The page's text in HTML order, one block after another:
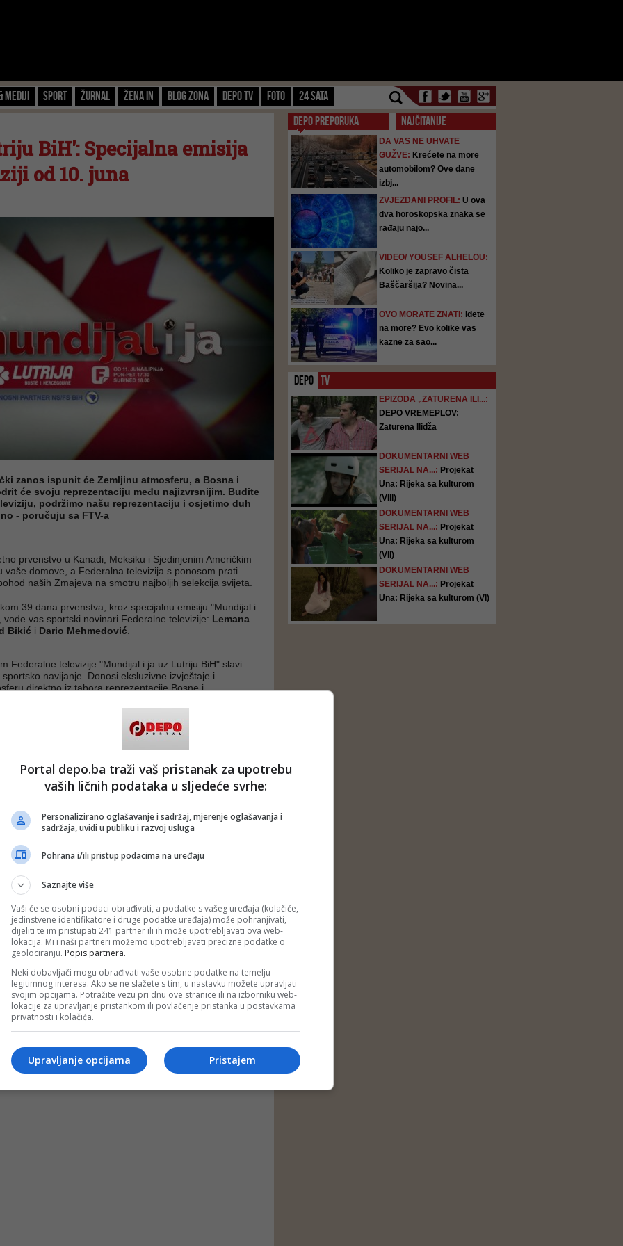
Mediji Sport Žurnal Žena IN Blog zona Depo TV FOTO 24 SATA
BiH': Specijalna emisija
od 10. juna
zanos ispunit će Zemljinu atmosferu, a Bosna i
će svoju reprezentaciju među najizvrsnijim. Budite
podržimo našu reprezentaciju i osjetimo duh
- poručuju sa FTV-a
prvenstvo u Kanadi, Meksiku i Sjedinjenim Američkim
vaše domove, a Federalna televizija s ponosom prati
naših Zmajeva na smotru najboljih selekcija svijeta.
39 dana prvenstva, kroz specijalnu emisiju "Mundijal i
vode vas sportski novinari Federalne televizije: Lemana
Bikić i Dario Mehmedović
Federalne televizije "Mundijal i ja uz Lutriju BiH" slavi
navijanje. Donosi eksluzivne izvještaje i
direktno iz tabora reprezentacije Bosne i
analize eminentnih domaćih i međunarodnih
U rubrici Pikanterijal nude se priče o legendarnim
i ja uz Lutriju BiH", Federalna televizija emitira i
o svjetskim nogometnim nacijama. Najveća
pretočena u “Fudbalske nacije” slavi folklor, heroje,
najutjecajnijih nogometnih nacija.
jula (ponedjeljak - petak u 17:30, vikendom u 18:00)
s nogometnim svijetom. Tih dana navijački zanos
atmosferu, a Bosna i Hercegovina bodrit će svoju
najizvrsnijim.
televiziju, podržimo našu reprezentaciju i osjetimo duh
- poručuju sa FTV-a.
društvenih mreža TwitteriFacebook
DEPO PREPORUKA NAJČITANIJE
DA VAS NE UHVATE
GUŽVE: Krećete na more
automobilom? Ove dane
izbj...
ZVJEZDANI PROFIL: U ova
dva horoskopska znaka se
rađaju najo...
VIDEO/ YOUSEF ALHELOU:
Koliko je zapravo čista
Baščaršija? Novina...
OVO MORATE ZNATI: Idete
na more? Evo kolike vas
kazne za sao...
DEPO TV
EPIZODA „ZATURENA ILI...:
DEPO VREMEPLOV:
Zaturena Ilidža
DOKUMENTARNI WEB
SERIJAL NA...: Projekat
Una: Rijeka sa kulturom
(VIII)
DOKUMENTARNI WEB
SERIJAL NA...: Projekat
Una: Rijeka sa kulturom
(VII)
DOKUMENTARNI WEB
SERIJAL NA...: Projekat
Una: Rijeka sa kulturom (VI)
Portal depo.ba traži vaš pristanak za upotrebu
vaših ličnih podataka u sljedeće svrhe:
Personalizirano oglašavanje i sadržaj, mjerenje oglašavanja i
sadržaja, uvidi u publiku i razvoj usluga
Pohrana i/ili pristup podacima na uređaju
Saznajte više
Vaši će se osobni podaci obrađivati, a podatke s vašeg uređaja (kolačiće,
jedinstvene identifikatore i druge podatke uređaja) može pohranjivati,
dijeliti te im pristupati 241 partner ili ih može upotrebljavati ova web-
lokacija. Mi i naši partneri možemo upotrebljavati precizne podatke o
geolociranju. Popis partnera.
Neki dobavljači mogu obrađivati vaše osobne podatke na temelju
legitimnog interesa. Ako se ne slažete s tim, u nastavku možete upravljati
svojim opcijama. Potražite vezu pri dnu ove stranice ili na izborniku web-
lokacije za upravljanje pristankom ili povlačenje pristanka u postavkama
privatnosti i kolačića.
Pristajem
Upravljanje opcijama